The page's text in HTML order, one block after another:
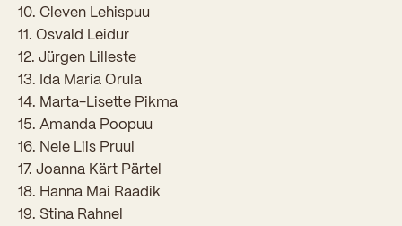
Eksamid ja arvestused
Õppesisu ülekandmine
Konsultatsioonid
Olümpiaadid
Medalid
Kooli aumärgid
Nõukogu ja õppenõukogu
Õppemaksusoodustused
Stuudium
10. Cleven Lehispuu
11. Osvald Leidur
12. Jürgen Lilleste
13. Ida Maria Orula
14. Marta-Lisette Pikma
15. Amanda Poopuu
16. Nele Liis Pruul
17. Joanna Kärt Pärtel
18. Hanna Mai Raadik
19. Stina Rahnel